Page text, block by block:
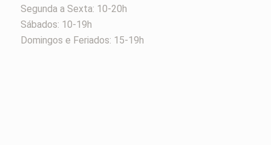
Segunda a Sexta: 10-20h
Sábados: 10-19h
Domingos e Feriados: 15-19h